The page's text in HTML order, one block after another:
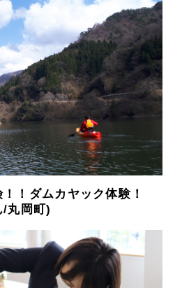
！ダムカヤック体験！
/丸岡町)